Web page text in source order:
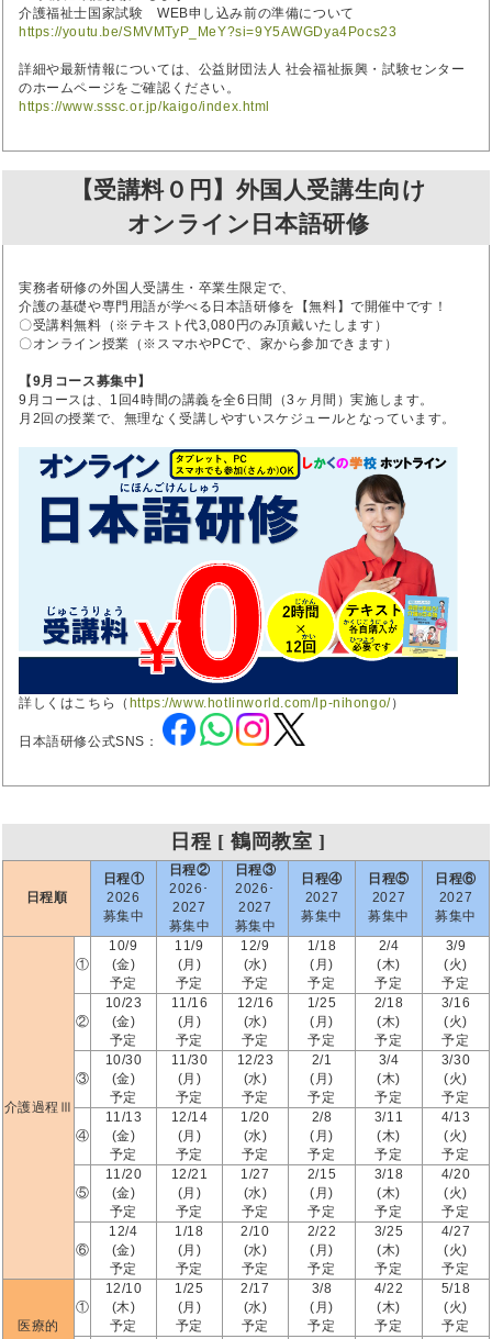
介護福祉士国家試験 WEB申し込み前の準備について
https://youtu.be/SMVMTyP_MeY?si=9Y5AWGDya4Pocs23
詳細や最新情報については、公益財団法人 社会福祉振興・試験センター
のホームページをご確認ください。
https://www.sssc.or.jp/kaigo/index.html
【受講料０円】外国人受講生向け
オンライン日本語研修
実務者研修の外国人受講生・卒業生限定で、
介護の基礎や専門用語が学べる日本語研修を【無料】で開催中です！
〇受講料無料（※テキスト代3,080円のみ頂戴いたします）
〇オンライン授業（※スマホやPCで、家から参加できます）
【9月コース募集中】
9月コースは、1回4時間の講義を全6日間（3ヶ月間）実施します。
月2回の授業で、無理なく受講しやすいスケジュールとなっています。
詳しくはこちら（ https://www.hotlinworld.com/lp-nihongo/）
日本語研修公式SNS：
日程 [ 鶴岡教室 ]
日程順
日程①
2026
募集中
日程②
2026･
2027
募集中
日程③
2026･
2027
募集中
日程④
2027
募集中
日程⑤
2027
募集中
日程⑥
2027
募集中
介護過程Ⅲ
①
10/9
(金)
予定
11/9
(月)
予定
12/9
(水)
予定
1/18
(月)
予定
2/4
(木)
予定
3/9
(火)
予定
②
10/23
(金)
予定
11/16
(月)
予定
12/16
(水)
予定
1/25
(月)
予定
2/18
(木)
予定
3/16
(火)
予定
③
10/30
(金)
予定
11/30
(月)
予定
12/23
(水)
予定
2/1
(月)
予定
3/4
(木)
予定
3/30
(火)
予定
④
11/13
(金)
予定
12/14
(月)
予定
1/20
(水)
予定
2/8
(月)
予定
3/11
(木)
予定
4/13
(火)
予定
⑤
11/20
(金)
予定
12/21
(月)
予定
1/27
(水)
予定
2/15
(月)
予定
3/18
(木)
予定
4/20
(火)
予定
⑥
12/4
(金)
予定
1/18
(月)
予定
2/10
(水)
予定
2/22
(月)
予定
3/25
(木)
予定
4/27
(火)
予定
医療的
①
12/10
(木)
予定
1/25
(月)
予定
2/17
(水)
予定
3/8
(月)
予定
4/22
(木)
予定
5/18
(火)
予定